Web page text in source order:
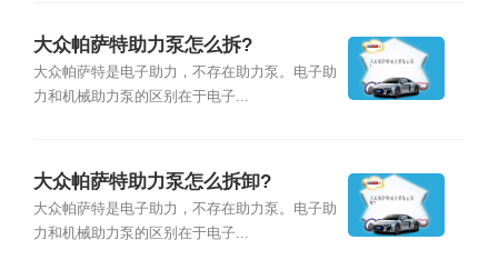
大众帕萨特助力泵怎么拆?
大众帕萨特是电子助力，不存在助力泵。电子助
力和机械助力泵的区别在于电子...
大众帕萨特助力泵怎么拆卸?
大众帕萨特是电子助力，不存在助力泵。电子助
力和机械助力泵的区别在于电子...